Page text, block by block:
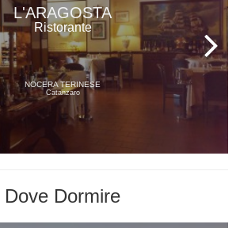
L'ARAGOSTA
Ristorante
NOCERA TERINESE
Catanzaro
Dove Dormire